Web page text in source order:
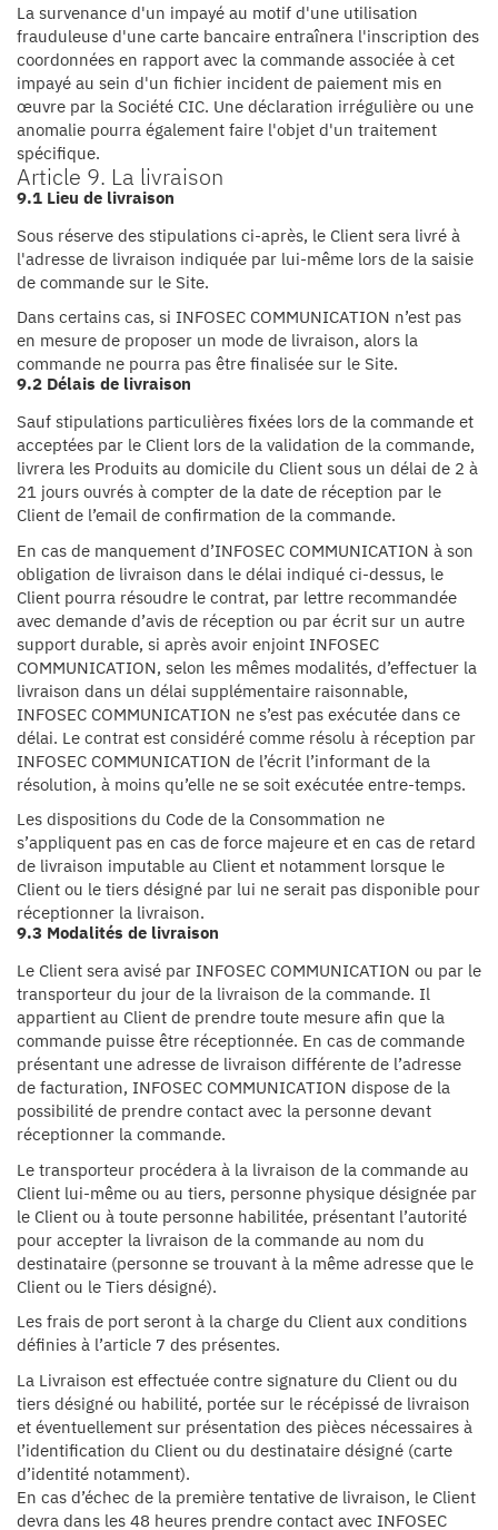
La survenance d'un impayé au motif d'une utilisation
frauduleuse d'une carte bancaire entraînera l'inscription des
coordonnées en rapport avec la commande associée à cet
impayé au sein d'un fichier incident de paiement mis en
œuvre par la Société CIC. Une déclaration irrégulière ou une
anomalie pourra également faire l'objet d'un traitement
spécifique.
Article 9. La livraison
9.1 Lieu de livraison
Sous réserve des stipulations ci-après, le Client sera livré à
l'adresse de livraison indiquée par lui-même lors de la saisie
de commande sur le Site.
Dans certains cas, si INFOSEC COMMUNICATION n’est pas
en mesure de proposer un mode de livraison, alors la
commande ne pourra pas être finalisée sur le Site.
9.2 Délais de livraison
Sauf stipulations particulières fixées lors de la commande et
acceptées par le Client lors de la validation de la commande,
livrera les Produits au domicile du Client sous un délai de 2 à
21 jours ouvrés à compter de la date de réception par le
Client de l’email de confirmation de la commande.
En cas de manquement d’INFOSEC COMMUNICATION à son
obligation de livraison dans le délai indiqué ci-dessus, le
Client pourra résoudre le contrat, par lettre recommandée
avec demande d’avis de réception ou par écrit sur un autre
support durable, si après avoir enjoint INFOSEC
COMMUNICATION, selon les mêmes modalités, d’effectuer la
livraison dans un délai supplémentaire raisonnable,
INFOSEC COMMUNICATION ne s’est pas exécutée dans ce
délai. Le contrat est considéré comme résolu à réception par
INFOSEC COMMUNICATION de l’écrit l’informant de la
résolution, à moins qu’elle ne se soit exécutée entre-temps.
Les dispositions du Code de la Consommation ne
s’appliquent pas en cas de force majeure et en cas de retard
de livraison imputable au Client et notamment lorsque le
Client ou le tiers désigné par lui ne serait pas disponible pour
réceptionner la livraison.
9.3 Modalités de livraison
Le Client sera avisé par INFOSEC COMMUNICATION ou par le
transporteur du jour de la livraison de la commande. Il
appartient au Client de prendre toute mesure afin que la
commande puisse être réceptionnée. En cas de commande
présentant une adresse de livraison différente de l’adresse
de facturation, INFOSEC COMMUNICATION dispose de la
possibilité de prendre contact avec la personne devant
réceptionner la commande.
Le transporteur procédera à la livraison de la commande au
Client lui-même ou au tiers, personne physique désignée par
le Client ou à toute personne habilitée, présentant l’autorité
pour accepter la livraison de la commande au nom du
destinataire (personne se trouvant à la même adresse que le
Client ou le Tiers désigné).
Les frais de port seront à la charge du Client aux conditions
définies à l’article 7 des présentes.
La Livraison est effectuée contre signature du Client ou du
tiers désigné ou habilité, portée sur le récépissé de livraison
et éventuellement sur présentation des pièces nécessaires à
l’identification du Client ou du destinataire désigné (carte
d’identité notamment).
En cas d’échec de la première tentative de livraison, le Client
devra dans les 48 heures prendre contact avec INFOSEC